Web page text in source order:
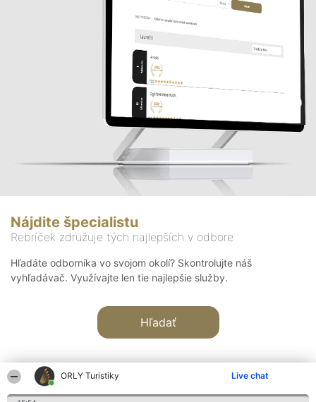
ORLY Turistiky Live chat
Nájdite špecialistu
Rebríček združuje tých najlepších v odbore
Hľadáte odborníka vo svojom okolí? Skontrolujte náš
vyhľadávač. Využívajte len tie najlepšie služby.
Hľadať